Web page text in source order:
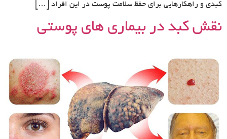
کبدی و راهکارهایی برای حفظ سلامت پوست در این افراد […]
نقش کبد در بیماری های پوستی